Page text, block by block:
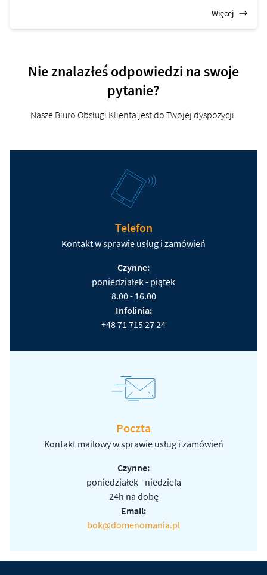
Więcej
Nie znalazłeś odpowiedzi na swoje
pytanie?
Nasze Biuro Obsługi Klienta jest do Twojej dyspozycji.
Telefon
Kontakt w sprawie usług i zamówień
Czynne:
poniedziałek - piątek
8.00 - 16.00
Infolinia:
+48 71 715 27 24
Poczta
Kontakt mailowy w sprawie usług i zamówień
Czynne:
poniedziałek - niedziela
24h na dobę
Email:
bok@domenomania.pl